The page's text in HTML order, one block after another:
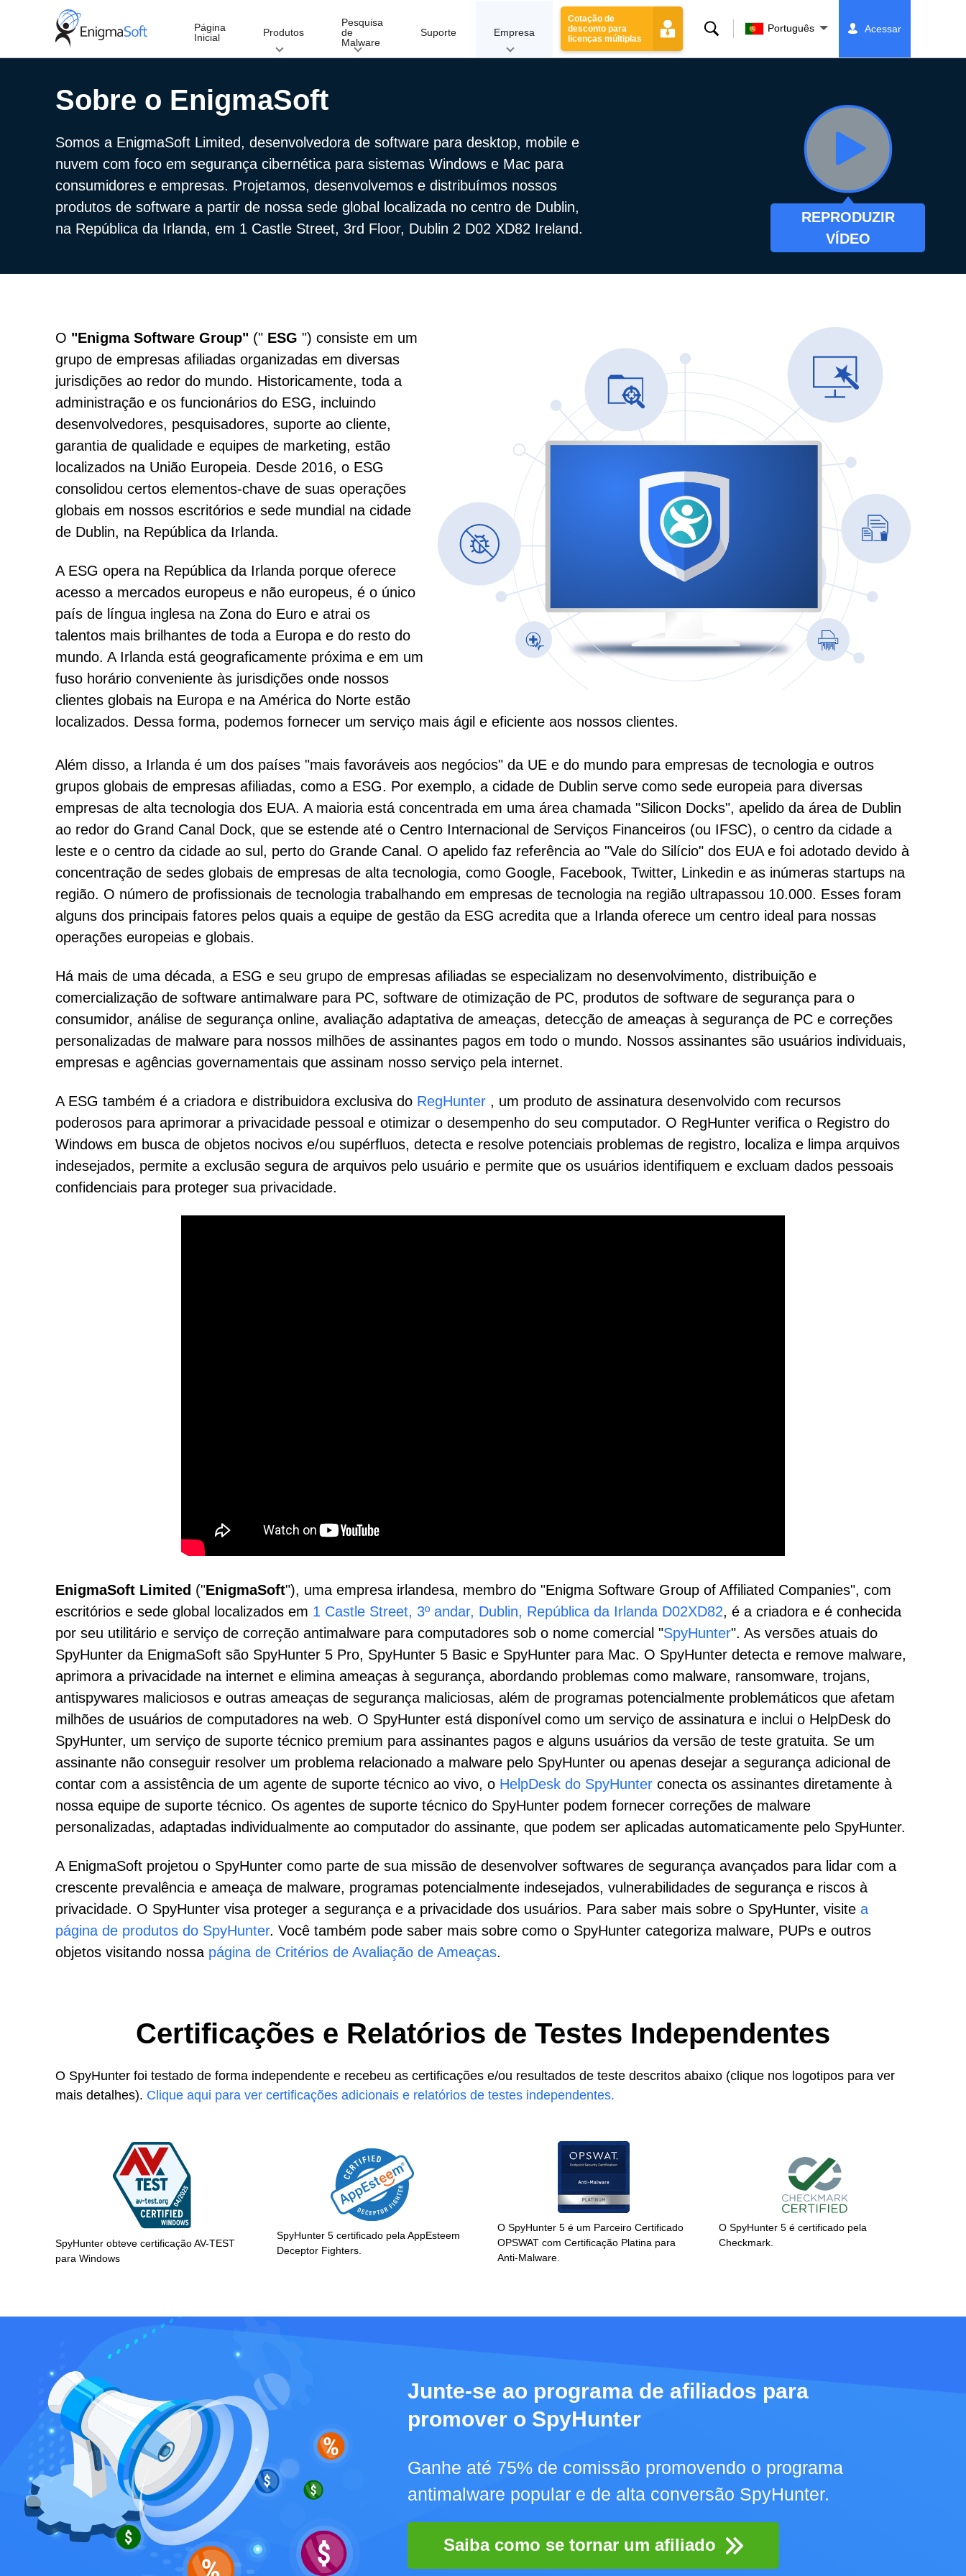
Página
Inicial
Produtos
Pesquisa
de
Malware
Suporte Empresa
Cotação de
desconto para
licenças múltiplas
Buscar Português Acessar
Sobre o EnigmaSoft
Somos a EnigmaSoft Limited, desenvolvedora de software para desktop, mobile e
nuvem com foco em segurança cibernética para sistemas Windows e Mac para
consumidores e empresas. Projetamos, desenvolvemos e distribuímos nossos
produtos de software a partir de nossa sede global localizada no centro de Dublin,
na República da Irlanda, em 1 Castle Street, 3rd Floor, Dublin 2 D02 XD82 Ireland.
REPRODUZIR
VÍDEO
O "Enigma Software Group" (" ESG ") consiste em um
grupo de empresas afiliadas organizadas em diversas
jurisdições ao redor do mundo. Historicamente, toda a
administração e os funcionários do ESG, incluindo
desenvolvedores, pesquisadores, suporte ao cliente,
garantia de qualidade e equipes de marketing, estão
localizados na União Europeia. Desde 2016, o ESG
consolidou certos elementos-chave de suas operações
globais em nossos escritórios e sede mundial na cidade
de Dublin, na República da Irlanda.
A ESG opera na República da Irlanda porque oferece
acesso a mercados europeus e não europeus, é o único
país de língua inglesa na Zona do Euro e atrai os
talentos mais brilhantes de toda a Europa e do resto do
mundo. A Irlanda está geograficamente próxima e em um
fuso horário conveniente às jurisdições onde nossos
clientes globais na Europa e na América do Norte estão
localizados. Dessa forma, podemos fornecer um serviço mais ágil e eficiente aos nossos clientes.
Além disso, a Irlanda é um dos países "mais favoráveis aos negócios" da UE e do mundo para empresas de tecnologia e outros
grupos globais de empresas afiliadas, como a ESG. Por exemplo, a cidade de Dublin serve como sede europeia para diversas
empresas de alta tecnologia dos EUA. A maioria está concentrada em uma área chamada "Silicon Docks", apelido da área de Dublin
ao redor do Grand Canal Dock, que se estende até o Centro Internacional de Serviços Financeiros (ou IFSC), o centro da cidade a
leste e o centro da cidade ao sul, perto do Grande Canal. O apelido faz referência ao "Vale do Silício" dos EUA e foi adotado devido à
concentração de sedes globais de empresas de alta tecnologia, como Google, Facebook, Twitter, Linkedin e as inúmeras startups na
região. O número de profissionais de tecnologia trabalhando em empresas de tecnologia na região ultrapassou 10.000. Esses foram
alguns dos principais fatores pelos quais a equipe de gestão da ESG acredita que a Irlanda oferece um centro ideal para nossas
operações europeias e globais.
Há mais de uma década, a ESG e seu grupo de empresas afiliadas se especializam no desenvolvimento, distribuição e
comercialização de software antimalware para PC, software de otimização de PC, produtos de software de segurança para o
consumidor, análise de segurança online, avaliação adaptativa de ameaças, detecção de ameaças à segurança de PC e correções
personalizadas de malware para nossos milhões de assinantes pagos em todo o mundo. Nossos assinantes são usuários individuais,
empresas e agências governamentais que assinam nosso serviço pela internet.
A ESG também é a criadora e distribuidora exclusiva do RegHunter , um produto de assinatura desenvolvido com recursos
poderosos para aprimorar a privacidade pessoal e otimizar o desempenho do seu computador. O RegHunter verifica o Registro do
Windows em busca de objetos nocivos e/ou supérfluos, detecta e resolve potenciais problemas de registro, localiza e limpa arquivos
indesejados, permite a exclusão segura de arquivos pelo usuário e permite que os usuários identifiquem e excluam dados pessoais
confidenciais para proteger sua privacidade.
EnigmaSoft Limited ("EnigmaSoft"), uma empresa irlandesa, membro do "Enigma Software Group of Affiliated Companies", com
escritórios e sede global localizados em 1 Castle Street, 3º andar, Dublin, República da Irlanda D02XD82, é a criadora e é conhecida
por seu utilitário e serviço de correção antimalware para computadores sob o nome comercial "SpyHunter". As versões atuais do
SpyHunter da EnigmaSoft são SpyHunter 5 Pro, SpyHunter 5 Basic e SpyHunter para Mac. O SpyHunter detecta e remove malware,
aprimora a privacidade na internet e elimina ameaças à segurança, abordando problemas como malware, ransomware, trojans,
antispywares maliciosos e outras ameaças de segurança maliciosas, além de programas potencialmente problemáticos que afetam
milhões de usuários de computadores na web. O SpyHunter está disponível como um serviço de assinatura e inclui o HelpDesk do
SpyHunter, um serviço de suporte técnico premium para assinantes pagos e alguns usuários da versão de teste gratuita. Se um
assinante não conseguir resolver um problema relacionado a malware pelo SpyHunter ou apenas desejar a segurança adicional de
contar com a assistência de um agente de suporte técnico ao vivo, o HelpDesk do SpyHunter conecta os assinantes diretamente à
nossa equipe de suporte técnico. Os agentes de suporte técnico do SpyHunter podem fornecer correções de malware
personalizadas, adaptadas individualmente ao computador do assinante, que podem ser aplicadas automaticamente pelo SpyHunter.
A EnigmaSoft projetou o SpyHunter como parte de sua missão de desenvolver softwares de segurança avançados para lidar com a
crescente prevalência e ameaça de malware, programas potencialmente indesejados, vulnerabilidades de segurança e riscos à
privacidade. O SpyHunter visa proteger a segurança e a privacidade dos usuários. Para saber mais sobre o SpyHunter, visite a
página de produtos do SpyHunter. Você também pode saber mais sobre como o SpyHunter categoriza malware, PUPs e outros
objetos visitando nossa página de Critérios de Avaliação de Ameaças.
Certificações e Relatórios de Testes Independentes
O SpyHunter foi testado de forma independente e recebeu as certificações e/ou resultados de teste descritos abaixo (clique nos logotipos para ver
mais detalhes). Clique aqui para ver certificações adicionais e relatórios de testes independentes.
SpyHunter obteve certificação AV-TEST
para Windows
SpyHunter 5 certificado pela AppEsteem
Deceptor Fighters.
O SpyHunter 5 é um Parceiro Certificado
OPSWAT com Certificação Platina para
Anti-Malware.
O SpyHunter 5 é certificado pela
Checkmark.
Junte-se ao programa de afiliados para
promover o SpyHunter
Ganhe até 75% de comissão promovendo o programa
antimalware popular e de alta conversão SpyHunter.
Saiba como se tornar um afiliado